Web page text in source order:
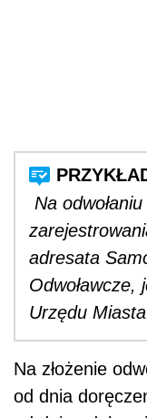
Na
adresata
Odwoławcze,
Urzędu
Na złożenie
od dnia